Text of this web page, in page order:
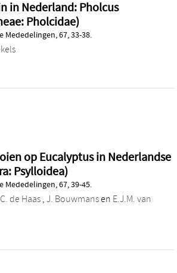
in Nederland: Pholcus
Pholcidae)
Mededelingen, 67, 33-38.
op Eucalyptus in Nederlandse
Psylloidea)
Mededelingen, 67, 39-45.
de Haas , J. Bouwmansen E.J.M. van